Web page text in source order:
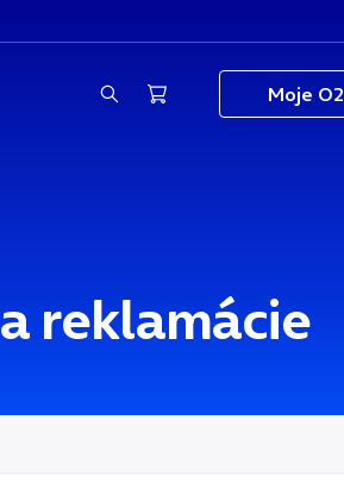
Moje O2
reklamácie